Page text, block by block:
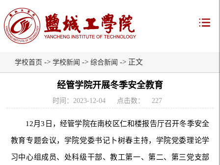
学校首页 -> 学校新闻 -> 综合新闻 -> 正文
经管学院开展冬季安全教育
时间：2023-12-04 点击数： 227
12月3日，经管学院在南校区仁和楼报告厅召开冬季安全
教育专题会议，学院党委书记卜树春主持，学院党委理论学
习中心组成员、处科级干部、教工第一、第二、第三党支部